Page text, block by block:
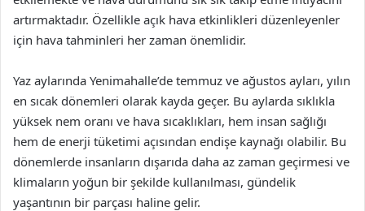
artırmaktadır. Özellikle açık hava etkinlikleri düzenleyenler
için hava tahminleri her zaman önemlidir.
Yaz aylarında Yenimahalle’de temmuz ve ağustos ayları, yılın
en sıcak dönemleri olarak kayda geçer. Bu aylarda sıklıkla
yüksek nem oranı ve hava sıcaklıkları, hem insan sağlığı
hem de enerji tüketimi açısından endişe kaynağı olabilir. Bu
dönemlerde insanların dışarıda daha az zaman geçirmesi ve
klimaların yoğun bir şekilde kullanılması, gündelik
yaşantının bir parçası haline gelir.